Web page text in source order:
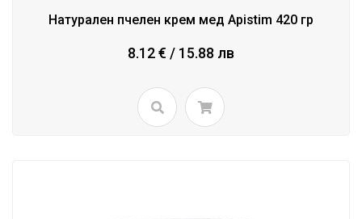
Натурален пчелен крем мед Аpistim 420 гр
8.12 € / 15.88 лв